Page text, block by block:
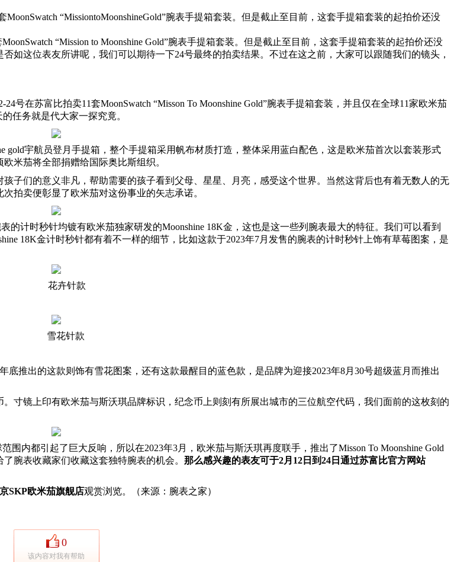
“MissiontoMoonshineGold”腕表手提箱套装。但是截止至目前，这套手提箱套装的起拍价还没
“Mission to Moonshine Gold”腕表手提箱套装。但是截止至目前，这套手提箱套装的起拍价还没
如这位表友所讲呢，我们可以期待一下24号最终的拍卖结果。不过在这之前，大家可以跟随我们的镜头，
在苏富比拍卖11套MoonSwatch “Misson To Moonshine Gold”腕表手提箱套装，并且仅在全球11家欧米茄
任务就是代大家一探究竟。
gold宇航员登月手提箱，整个手提箱采用帆布材质打造，整体采用蓝白配色，这是欧米茄首次以套装形式
米茄将全部捐赠给国际奥比斯组织。
子们的意义非凡，帮助需要的孩子看到父母、星星、月亮，感受这个世界。当然这背后也有着无数人的无
拍卖便彰显了欧米茄对这份事业的矢志承诺。
的计时秒针均镀有欧米茄独家研发的Moonshine 18K金，这也是这一些列腕表最大的特征。我们可以看到
18K金计时秒针都有着不一样的细节，比如这款于2023年7月发售的腕表的计时秒针上饰有草莓图案，是
花卉针款
雪花针款
推出的这款则饰有雪花图案，还有这款最醒目的蓝色款，是品牌为迎接2023年8月30号超级蓝月而推出
寸镜上印有欧米茄与斯沃琪品牌标识，纪念币上则刻有所展出城市的三位航空代码，我们面前的这枚刻的
围内都引起了巨大反响，所以在2023年3月，欧米茄与斯沃琪再度联手，推出了Misson To Moonshine Gold
腕表收藏家们收藏这套独特腕表的机会。 那么感兴趣的表友可于2月12日到24日通过苏富比官方网站
SKP欧米茄旗舰店观赏浏览。（来源：腕表之家）
0
该内容对我有帮助